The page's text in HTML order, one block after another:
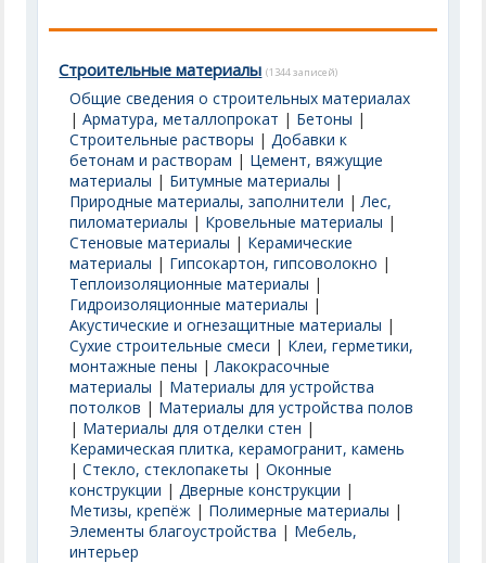
Строительные материалы (1344 записей)
Общие сведения о строительных материалах
|Арматура, металлопрокат | Бетоны |
Строительные растворы |Добавки к
бетонам и растворам | Цемент, вяжущие
материалы | Битумные материалы |
Природные материалы, заполнители |Лес,
пиломатериалы | Кровельные материалы |
Стеновые материалы | Керамические
материалы | Гипсокартон, гипсоволокно |
Теплоизоляционные материалы |
Гидроизоляционные материалы |
Акустические и огнезащитные материалы |
Сухие строительные смеси | Клеи, герметики,
монтажные пены |Лакокрасочные
материалы | Материалы для устройства
потолков | Материалы для устройства полов
| Материалы для отделки стен |
Керамическая плитка, керамогранит, камень
|Стекло, стеклопакеты |Оконные
конструкции |Дверные конструкции |
Метизы, крепёж | Полимерные материалы |
Элементы благоустройства | Мебель,
интерьер